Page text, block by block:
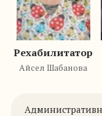
Рехабилитатор
Айсел Шабанова